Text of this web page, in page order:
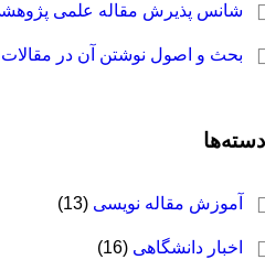
شانس پذیرش مقاله علمی
بحث و اصول نوشتن آن در
دسته‌ها
آموزش مقاله نویسی (13)
اخبار دانشگاهی (16)